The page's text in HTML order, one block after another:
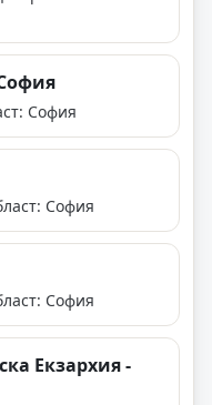
София
София
София
Екзархия -